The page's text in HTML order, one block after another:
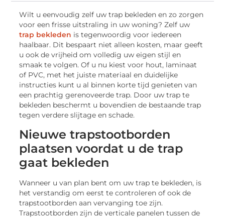
Wilt u eenvoudig zelf uw trap bekleden en zo zorgen
voor een frisse uitstraling in uw woning? Zelf uw
trap bekleden is tegenwoordig voor iedereen
haalbaar. Dit bespaart niet alleen kosten, maar geeft
u ook de vrijheid om volledig uw eigen stijl en
smaak te volgen. Of u nu kiest voor hout, laminaat
of PVC, met het juiste materiaal en duidelijke
instructies kunt u al binnen korte tijd genieten van
een prachtig gerenoveerde trap. Door uw trap te
bekleden beschermt u bovendien de bestaande trap
tegen verdere slijtage en schade.
Nieuwe trapstootborden
plaatsen voordat u de trap
gaat bekleden
Wanneer u van plan bent om uw trap te bekleden, is
het verstandig om eerst te controleren of ook de
trapstootborden aan vervanging toe zijn.
Trapstootborden zijn de verticale panelen tussen de